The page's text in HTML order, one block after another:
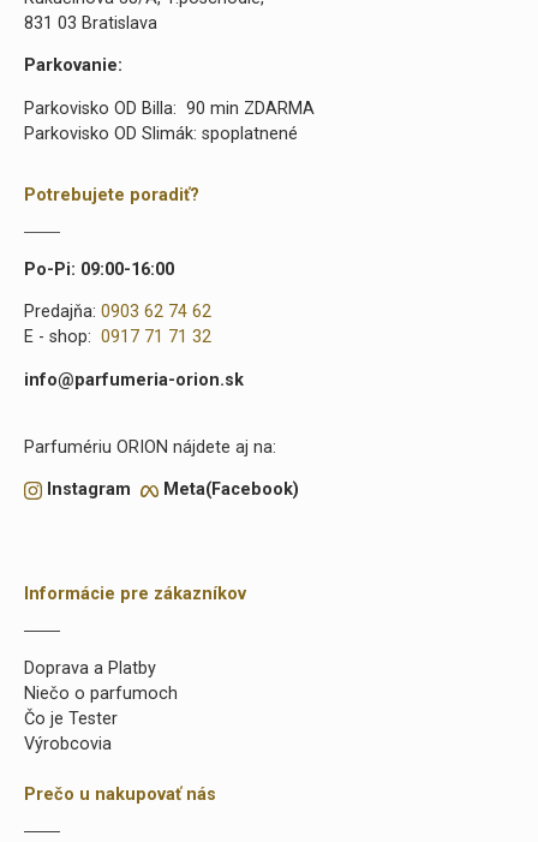
831 03 Bratislava
Parkovanie:
Parkovisko OD Billa: 90 min ZDARMA
Parkovisko OD Slimák: spoplatnené
Potrebujete poradiť?
Po-Pi: 09:00-16:00
Predajňa: 0903 62 74 62
E - shop: 0917 71 71 32
info@parfumeria-orion.sk
Parfumériu ORION nájdete aj na:
Instagram Meta(Facebook)
Informácie pre zákazníkov
Doprava a Platby
Niečo o parfumoch
Čo je Tester
Výrobcovia
Prečo u nakupovať nás